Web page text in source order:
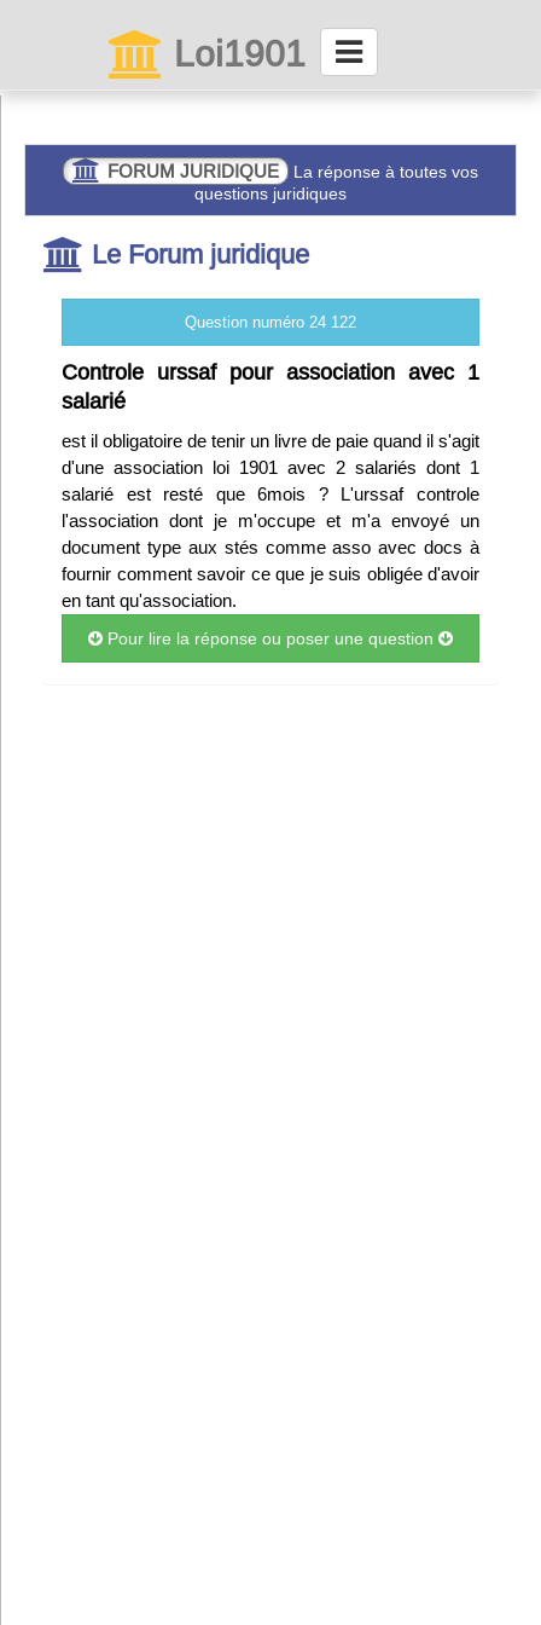
Loi1901
Connexion
Abonnez-vous à LettrAsso
Menu général
ServiceAsso
Partager
VieAsso
Infos
Divers
FORUM JURIDIQUE
La réponse à toutes vos
questions juridiques
Le Forum juridique
Question numéro 24 122
Controle urssaf pour association avec 1
salarié
est il obligatoire de tenir un livre de paie quand il s'agit
d'une association loi 1901 avec 2 salariés dont 1
salarié est resté que 6mois ? L'urssaf controle
l'association dont je m'occupe et m'a envoyé un
document type aux stés comme asso avec docs à
fournir comment savoir ce que je suis obligée d'avoir
en tant qu'association.
Pour lire la réponse ou poser une question